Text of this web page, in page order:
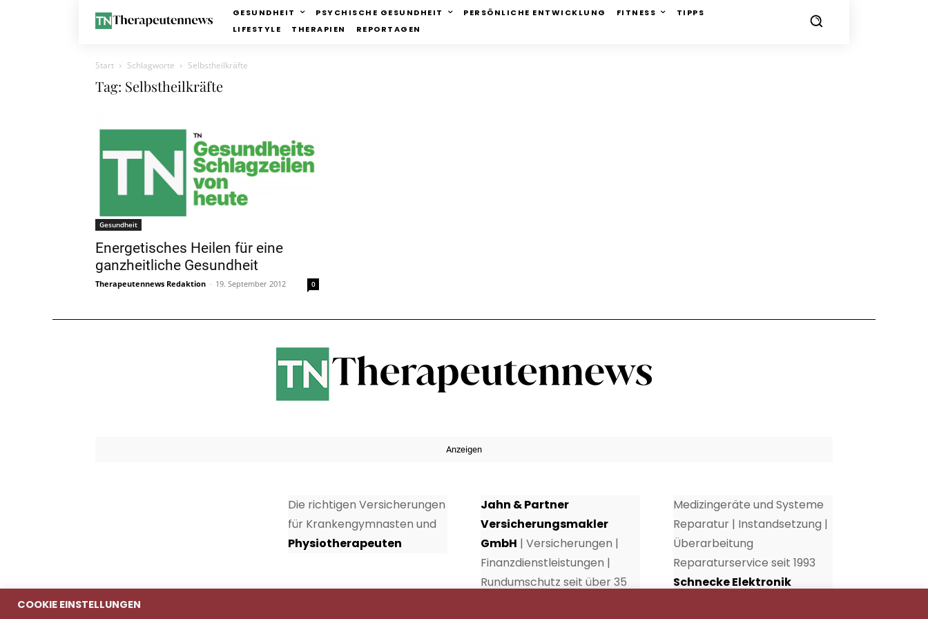
GESUNDHEIT PSYCHISCHE GESUNDHEIT PERSÖNLICHE ENTWICKLUNG FITNESS
TIPPS
LIFESTYLE
THERAPIEN REPORTAGEN
Start Schlagworte Selbstheilkräfte
Tag: Selbstheilkräfte
Gesundheit
Energetisches Heilen für eine
ganzheitliche Gesundheit
Therapeutennews Redaktion - 19. September 2012 0
Anzeigen
Die richtigen Versicherungen
für Krankengymnasten und
Physiotherapeuten
Jahn & Partner
Versicherungsmakler
GmbH | Versicherungen |
Finanzdienstleistungen |
Rundumschutz seit über 35
Medizingeräte und Systeme
Reparatur | Instandsetzung |
Überarbeitung
Reparaturservice seit 1993
Schnecke Elektronik
COOKIE EINSTELLUNGEN